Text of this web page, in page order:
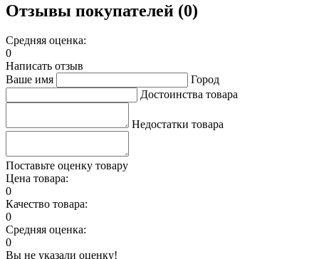
Отзывы покупателей (0)
Средняя оценка:
0
Написать отзыв
Ваше имя
Город
Достоинства товара
Недостатки товара
Поставьте оценку товару
Цена товара:
0
Качество товара:
0
Средняя оценка:
0
Вы не указали оценку!